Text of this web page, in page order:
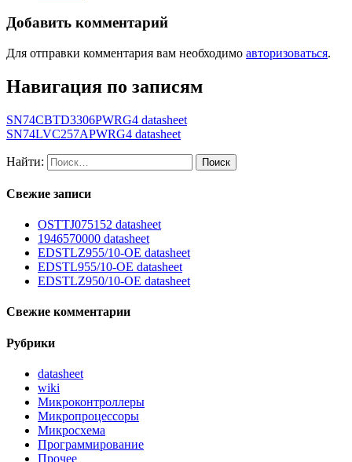
Добавить комментарий
Для отправки комментария вам необходимо авторизоваться.
Навигация по записям
SN74CBTD3306PWRG4 datasheet
SN74LVC257APWRG4 datasheet
Найти:
Свежие записи
OSTTJ075152 datasheet
1946570000 datasheet
EDSTLZ955/10-OE datasheet
EDSTL955/10-OE datasheet
EDSTLZ950/10-OE datasheet
Свежие комментарии
Рубрики
datasheet
wiki
Микроконтроллеры
Микропроцессоры
Микросхема
Программирование
Прочее